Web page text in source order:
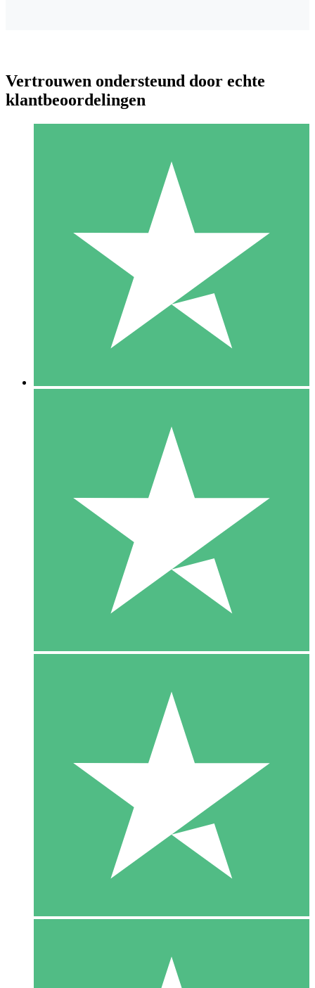
Individuele Creditpakketten
Betaal per gebruik met downloadtegoeden. Geen maandelijkse
1000
10 Downloaden
20 00
Vertrouwen ondersteund door echte
klantbeoordelingen